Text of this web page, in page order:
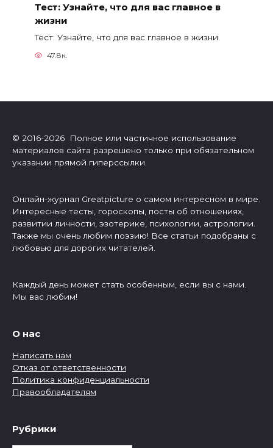
Тест: Узнайте, что для вас главное в
жизни
Тест: Узнайте, что для вас главное в жизни.
47.8к.
© 2016-2026 Полное или частичное использование
материалов сайта разрешено только при обязательном
указании прямой гиперссылки.
Онлайн-журнал Greatpicture о самом интересном в мире.
Интересные тесты, гороскопы, посты об отношениях,
развитии личности, эзотерике, психологии, астрологии.
Также мы очень любим поэзию! Все статьи подобраны с
любовью для дорогих читателей.
Каждый день может стать особенным, если вы с нами.
Мы вас любим!
О нас
Написать нам
Отказ от ответственности
Политика конфиденциальности
Правообладателям
Рубрики